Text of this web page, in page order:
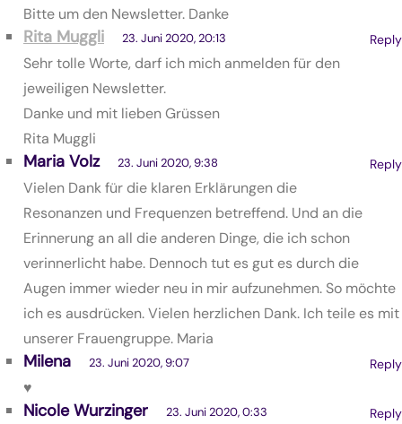
Bitte um den Newsletter. Danke
Reply
Rita Muggli 23. Juni 2020, 20:13
Sehr tolle Worte, darf ich mich anmelden für den
jeweiligen Newsletter.
Danke und mit lieben Grüssen
Rita Muggli
Reply
Maria Volz 23. Juni 2020, 9:38
Vielen Dank für die klaren Erklärungen die
Resonanzen und Frequenzen betreffend. Und an die
Erinnerung an all die anderen Dinge, die ich schon
verinnerlicht habe. Dennoch tut es gut es durch die
Augen immer wieder neu in mir aufzunehmen. So möchte
ich es ausdrücken. Vielen herzlichen Dank. Ich teile es mit
unserer Frauengruppe. Maria
Reply
Milena 23. Juni 2020, 9:07
♥️
Reply
Nicole Wurzinger 23. Juni 2020, 0:33